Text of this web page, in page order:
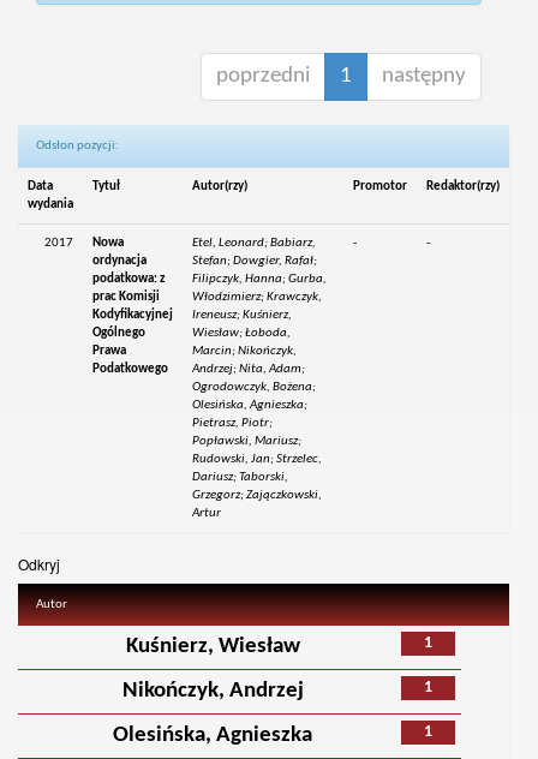
poprzedni 1 następny
Odsłon pozycji:
Data
wydania
Tytuł Autor(rzy) Promotor Redaktor(rzy)
2017
Nowa
ordynacja
podatkowa: z
prac Komisji
Kodyfikacyjnej
Ogólnego
Prawa
Podatkowego
Etel, Leonard; Babiarz,
Stefan; Dowgier, Rafał;
Filipczyk, Hanna; Gurba,
Włodzimierz; Krawczyk,
Ireneusz; Kuśnierz,
Wiesław; Łoboda,
Marcin; Nikończyk,
Andrzej; Nita, Adam;
Ogrodowczyk, Bożena;
Olesińska, Agnieszka;
Pietrasz, Piotr;
Popławski, Mariusz;
Rudowski, Jan; Strzelec,
Dariusz; Taborski,
Grzegorz; Zajączkowski,
Artur
- -
Odkryj
Autor
1
Kuśnierz, Wiesław
1
Nikończyk, Andrzej
1
Olesińska, Agnieszka